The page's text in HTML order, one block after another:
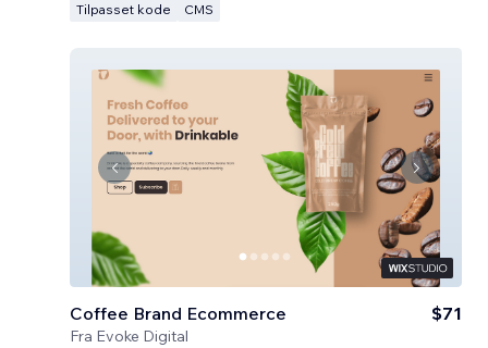
Tilpasset kode CMS
Coffee Brand Ecommerce
Fra Evoke Digital
$71